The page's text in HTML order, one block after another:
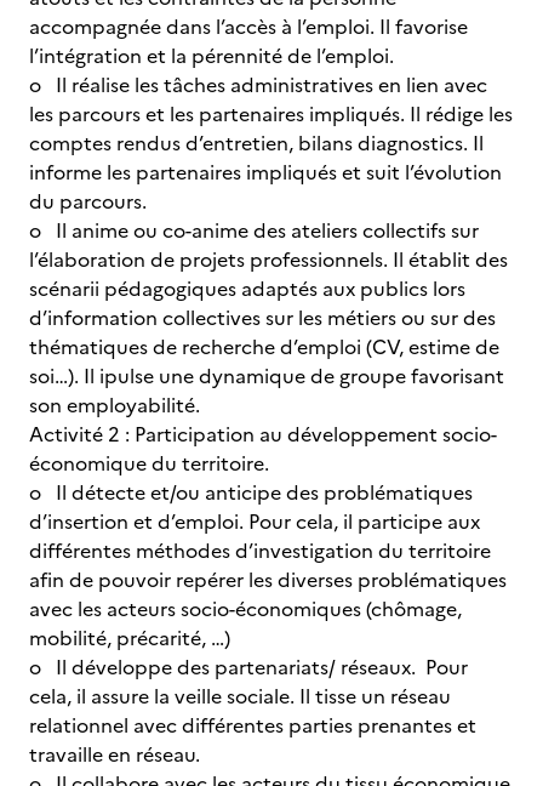
accompagnée dans l’accès à l’emploi. Il favorise
l’intégration et la pérennité de l’emploi.
o Il réalise les tâches administratives en lien avec
les parcours et les partenaires impliqués. Il rédige les
comptes rendus d’entretien, bilans diagnostics. Il
informe les partenaires impliqués et suit l’évolution
du parcours.
o Il anime ou co-anime des ateliers collectifs sur
l’élaboration de projets professionnels. Il établit des
scénarii pédagogiques adaptés aux publics lors
d’information collectives sur les métiers ou sur des
thématiques de recherche d’emploi (CV, estime de
soi…). Il ipulse une dynamique de groupe favorisant
son employabilité.
Activité 2 : Participation au développement socio-
économique du territoire.
o Il détecte et/ou anticipe des problématiques
d’insertion et d’emploi. Pour cela, il participe aux
différentes méthodes d’investigation du territoire
afin de pouvoir repérer les diverses problématiques
avec les acteurs socio-économiques (chômage,
mobilité, précarité, …)
o Il développe des partenariats/ réseaux. Pour
cela, il assure la veille sociale. Il tisse un réseau
relationnel avec différentes parties prenantes et
travaille en réseau.